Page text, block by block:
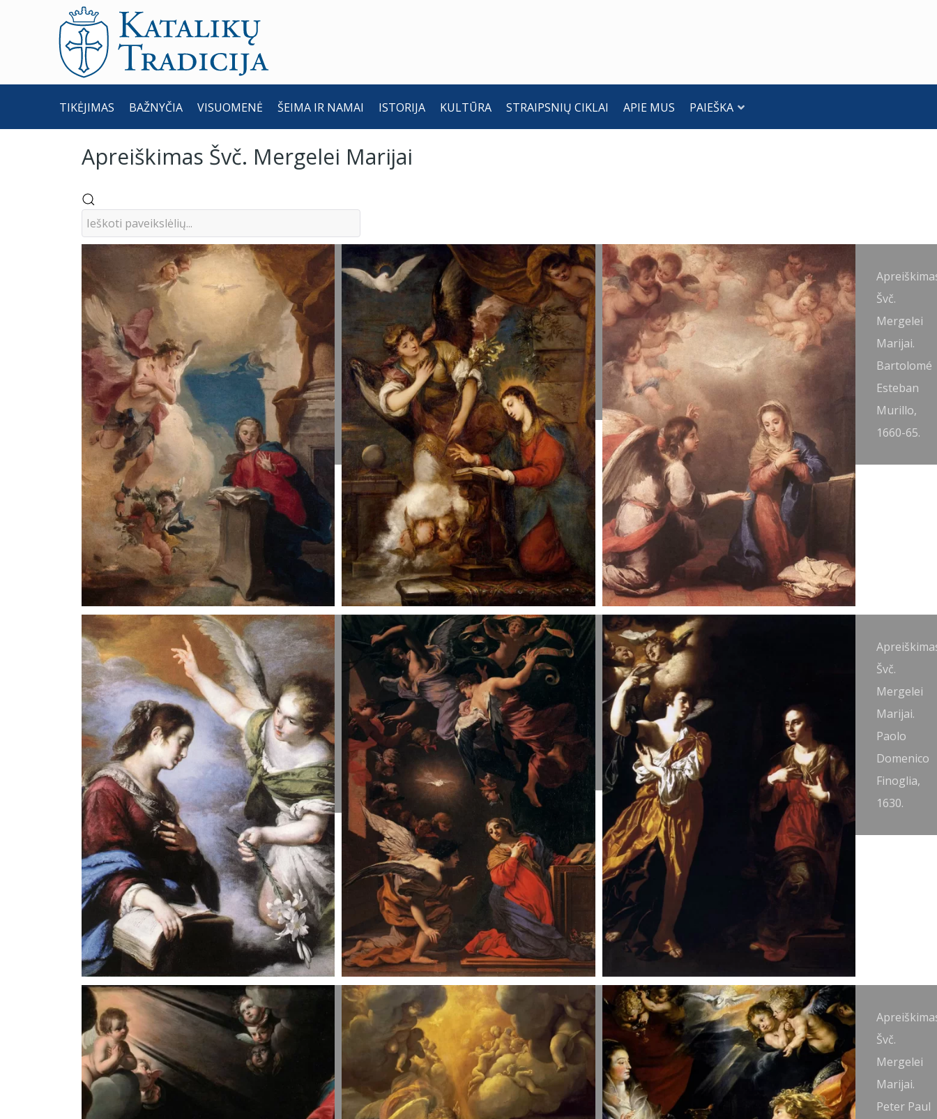
TIKĖJIMAS BAŽNYČIA VISUOMENĖ ŠEIMA IR NAMAI ISTORIJA KULTŪRA STRAIPSNIŲ CIKLAI APIE MUS PAIEŠKA
Apreiškimas Švč. Mergelei Marijai
Apreiškimas
Švč.
Mergelei
Marijai.
Giovanni
Battista
Tiepolo,
1724-25.
Apreiškimas
Švč.
Mergelei
Marijai. José
Antolinez,
1665-75.
Švč.
Mergelei
Marijai.
Bartolomé
Esteban
Murillo,
1660-65.
Apreiškimas
Švč.
Mergelei
Marijai.
Bernardo
Strozzi,
1643-44.
Apreiškimas
Švč.
Mergelei
Marijai.
Simon
Vouet, 1640.
Švč.
Mergelei
Marijai.
Paolo
Domenico
Finoglia,
1630.
Apreiškimas
Mergelei
Marijai.
Gerard
Apreiškimas
Švč.
Mergelei
Marijai.
Giovanni
Švč.
Mergelei
Marijai.
Peter Paul